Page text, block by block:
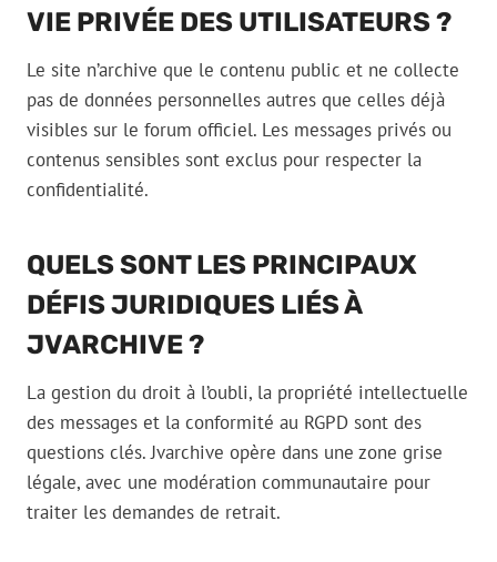
VIE PRIVÉE DES UTILISATEURS ?
Le site n’archive que le contenu public et ne collecte
pas de données personnelles autres que celles déjà
visibles sur le forum officiel. Les messages privés ou
contenus sensibles sont exclus pour respecter la
confidentialité.
QUELS SONT LES PRINCIPAUX
DÉFIS JURIDIQUES LIÉS À
JVARCHIVE ?
La gestion du droit à l’oubli, la propriété intellectuelle
des messages et la conformité au RGPD sont des
questions clés. Jvarchive opère dans une zone grise
légale, avec une modération communautaire pour
traiter les demandes de retrait.